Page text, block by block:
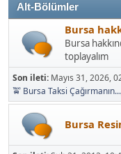
Alt-Bölümler
Bursa
Bursa
toplayalım
Son ileti: Mayıs 31, 2026,
🚖 Bursa Taksi Çağırmanın...
Bursa